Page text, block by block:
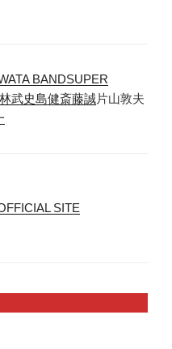
BANDSUPER
武史島健斎藤誠片山敦夫
SITE